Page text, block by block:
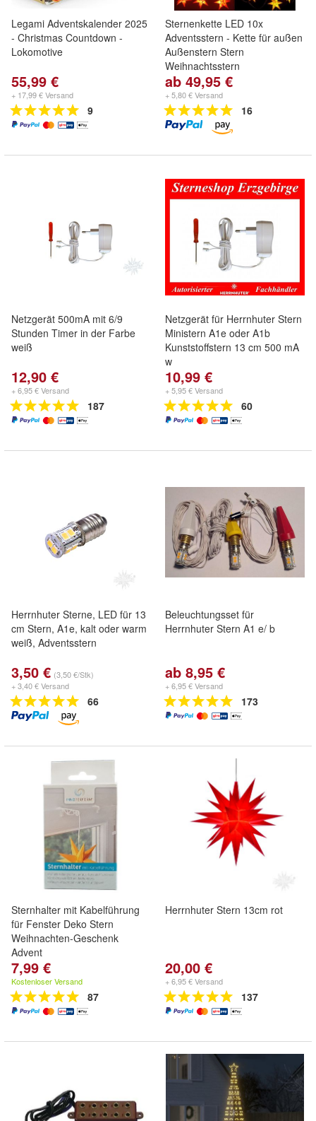
Legami Adventskalender 2025
- Christmas Countdown -
Lokomotive
55,99 €
+ 17,99 € Versand
9
Sternenkette LED 10x
Adventsstern - Kette für außen
Außenstern Stern
Weihnachtsstern
ab 49,95 €
+ 5,80 € Versand
16
Netzgerät 500mA mit 6/9
Stunden Timer in der Farbe
weiß
12,90 €
+ 6,95 € Versand
187
Netzgerät für Herrnhuter Stern
Ministern A1e oder A1b
Kunststoffstern 13 cm 500 mA
w
10,99 €
+ 5,95 € Versand
60
Herrnhuter Sterne, LED für 13
cm Stern, A1e, kalt oder warm
weiß, Adventsstern
3,50 € (3,50 €/Stk)
+ 3,40 € Versand
66
Beleuchtungsset für
Herrnhuter Stern A1 e/ b
ab 8,95 €
+ 6,95 € Versand
173
Sternhalter mit Kabelführung
für Fenster Deko Stern
Weihnachten-Geschenk
Advent
7,99 €
Kostenloser Versand
87
Herrnhuter Stern 13cm rot
20,00 €
+ 6,95 € Versand
137